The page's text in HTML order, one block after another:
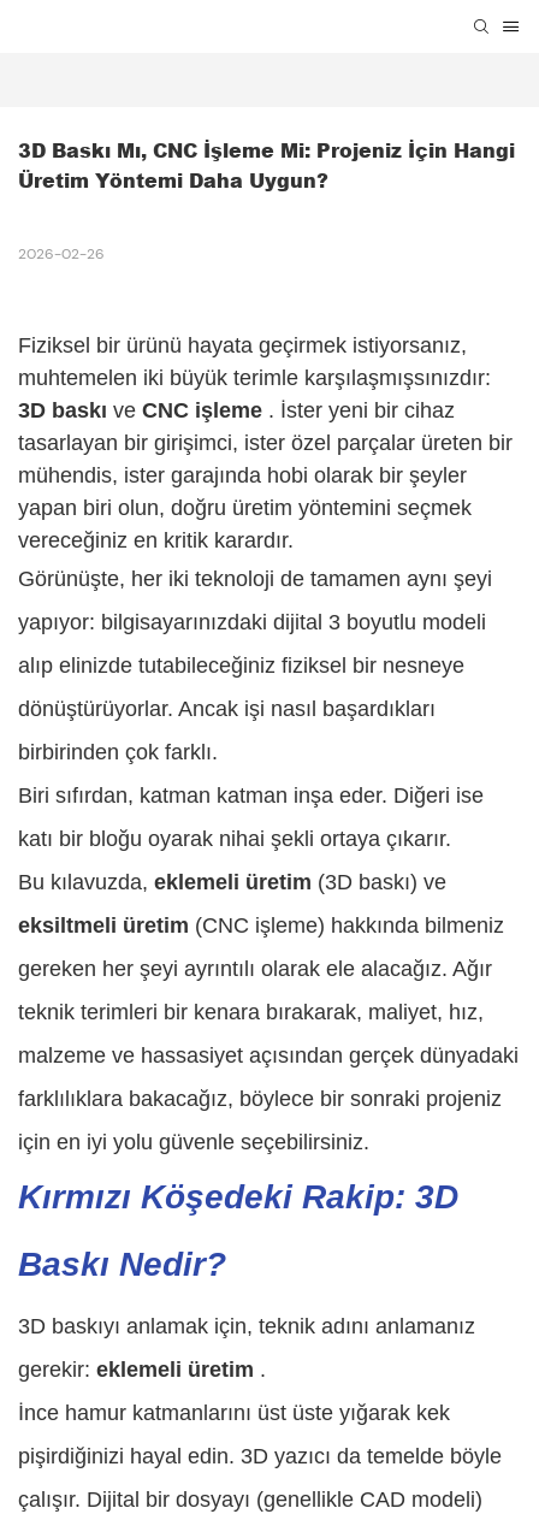
3D Baskı Mı, CNC İşleme Mi: Projeniz İçin Hangi
Üretim Yöntemi Daha Uygun?
2026-02-26
Fiziksel bir ürünü hayata geçirmek istiyorsanız,
muhtemelen iki büyük terimle karşılaşmışsınızdır:
3D baskı ve CNC işleme . İster yeni bir cihaz
tasarlayan bir girişimci, ister özel parçalar üreten bir
mühendis, ister garajında ​​hobi olarak bir şeyler
yapan biri olun, doğru üretim yöntemini seçmek
vereceğiniz en kritik karardır.
Görünüşte, her iki teknoloji de tamamen aynı şeyi
yapıyor: bilgisayarınızdaki dijital 3 boyutlu modeli
alıp elinizde tutabileceğiniz fiziksel bir nesneye
dönüştürüyorlar. Ancak işi nasıl başardıkları
birbirinden çok farklı.
Biri sıfırdan, katman katman inşa eder. Diğeri ise
katı bir bloğu oyarak nihai şekli ortaya çıkarır.
Bu kılavuzda, eklemeli üretim (3D baskı) ve
eksiltmeli üretim (CNC işleme) hakkında bilmeniz
gereken her şeyi ayrıntılı olarak ele alacağız. Ağır
teknik terimleri bir kenara bırakarak, maliyet, hız,
malzeme ve hassasiyet açısından gerçek dünyadaki
farklılıklara bakacağız, böylece bir sonraki projeniz
için en iyi yolu güvenle seçebilirsiniz.
Kırmızı Köşedeki Rakip: 3D
Baskı Nedir?
3D baskıyı anlamak için, teknik adını anlamanız
gerekir: eklemeli üretim .
İnce hamur katmanlarını üst üste yığarak kek
pişirdiğinizi hayal edin. 3D yazıcı da temelde böyle
çalışır. Dijital bir dosyayı (genellikle CAD modeli)